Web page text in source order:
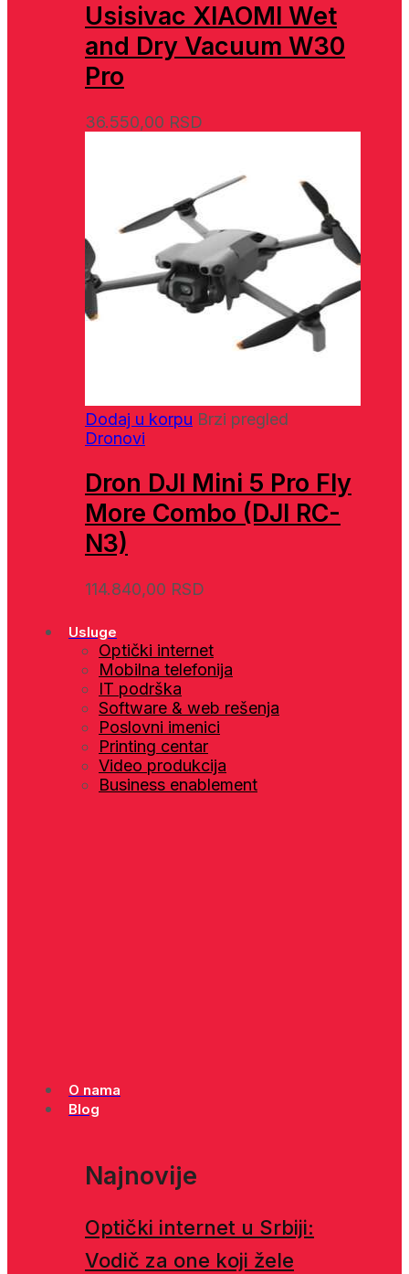
Usisivac XIAOMI Wet
and Dry Vacuum W30
Pro
36.550,00 RSD
Dodaj u korpu Brzi pregled
Dronovi
Dron DJI Mini 5 Pro Fly
More Combo (DJI RC-
N3)
114.840,00 RSD
Usluge
Optički internet
Mobilna telefonija
IT podrška
Software & web rešenja
Poslovni imenici
Printing centar
Video produkcija
Business enablement
O nama
Blog
Najnovije
Optički internet u Srbiji:
Vodič za one koji žele